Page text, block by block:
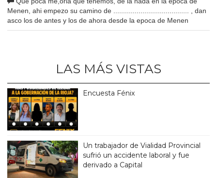
Menen, ahi empezo su camino de ....................................... , dan
asco los de antes y los de ahora desde la epoca de Menen
LAS MÁS VISTAS
Encuesta Fénix
Un trabajador de Vialidad Provincial
sufrió un accidente laboral y fue
derivado a Capital